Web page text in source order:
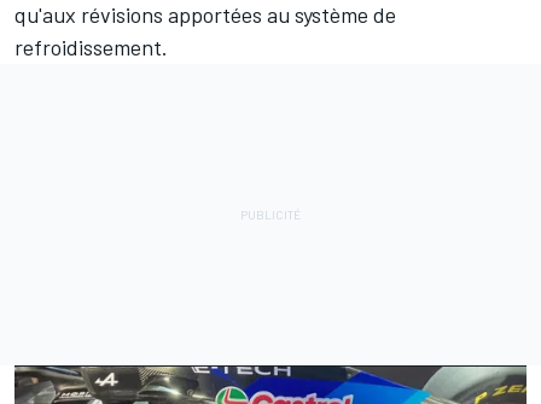
qu'aux révisions apportées au système de
refroidissement.